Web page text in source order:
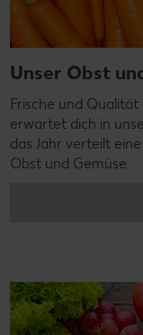
Unser Obst
Frische und
erwartet dich in
das Jahr verteilt
Obst und Gemüse.